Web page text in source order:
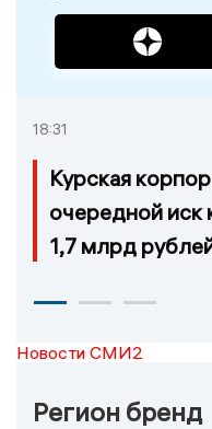
18:31
Курская
очередной иск
1,7 млрд
Новости СМИ2
Регион бренд